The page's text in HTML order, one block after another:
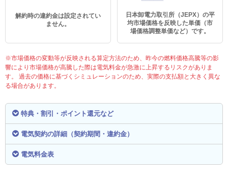
解約時の違約金は設定されてい
ません。
日本卸電力取引所（JEPX）の平
均市場価格を反映した単価（市
場価格調整単価など）です。
※市場価格の変動等が反映される算定方法のため、昨今の燃料価格高騰等の影
響により市場価格が高騰した際は電気料金が急激に上昇するリスクがありま
す。 過去の価格に基づくシミュレーションのため、実際の支払額と大きく異な
る場合があります。
特典・割引・ポイント還元など
電気契約の詳細（契約期間・違約金）
電気料金表